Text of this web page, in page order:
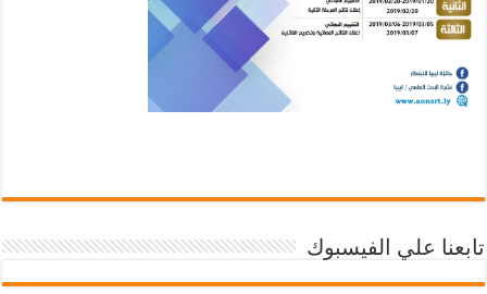
تابعنا علي الفيسبوك